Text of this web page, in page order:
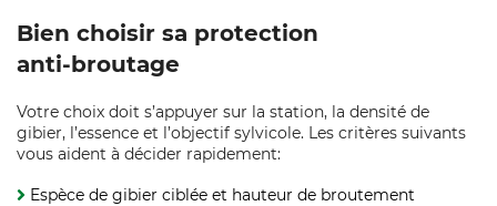
Bien choisir sa protection
anti‑broutage
Votre choix doit s’appuyer sur la station, la densité de
gibier, l’essence et l’objectif sylvicole. Les critères suivants
vous aident à décider rapidement:
Espèce de gibier ciblée et hauteur de broutement